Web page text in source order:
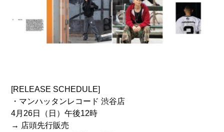
[RELEASE SCHEDULE]
・マンハッタンレコード 渋谷店
4月26日（日）午後12時
→ 店頭先行販売